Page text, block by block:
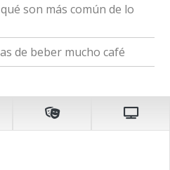
son más común de lo
de beber mucho café